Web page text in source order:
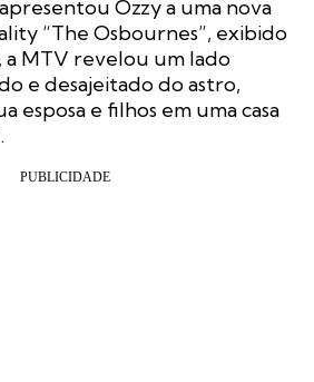
Ozzy a uma nova
“The Osbournes”, exibido
a MTV revelou um lado
e desajeitado do astro,
esposa e filhos em uma casa